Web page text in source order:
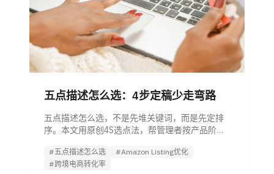
五点描述怎么选：4步定稿少走弯路
五点描述怎么选，不是先堆关键词，而是先定排
序。本文用原创4S选点法，帮管理者按产品阶段
试。
#五点描述怎么选
#Amazon Listing优化
#跨境电商转化率